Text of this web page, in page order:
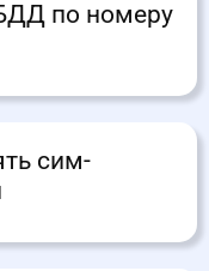
по номеру
сим-